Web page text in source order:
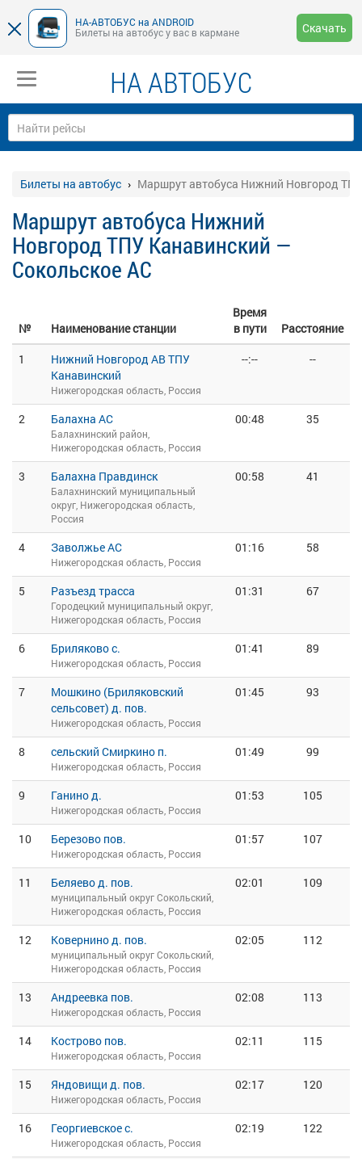
НА-АВТОБУС на ANDROID
Билеты на автобус у вас в кармане
Скачать
НА АВТОБУС
Билеты на автобус Маршрут автобуса Нижний Новгород
Маршрут автобуса Нижний
Новгород ТПУ Канавинский —
Сокольское АС
№ Наименование станции
Время
в пути
Расстояние
1
Нижний Новгород АВ ТПУ
Канавинский
Нижегородская область, Россия
--:-- --
2 Балахна АС
Балахнинский район,
Нижегородская область, Россия
00:48 35
3 Балахна Правдинск
Балахнинский муниципальный
округ, Нижегородская область,
Россия
00:58 41
4 Заволжье АС
Нижегородская область, Россия
01:16 58
5 Разъезд трасса
Городецкий муниципальный округ,
Нижегородская область, Россия
01:31 67
6 Бриляково с.
Нижегородская область, Россия
01:41 89
7
Мошкино (Бриляковский
сельсовет) д. пов.
Нижегородская область, Россия
01:45 93
8 сельский Смиркино п.
Нижегородская область, Россия
01:49 99
9 Ганино д.
Нижегородская область, Россия
01:53 105
10 Березово пов.
Нижегородская область, Россия
01:57 107
11 Беляево д. пов.
муниципальный округ Сокольский,
Нижегородская область, Россия
02:01 109
12 Ковернино д. пов.
муниципальный округ Сокольский,
Нижегородская область, Россия
02:05 112
13 Андреевка пов.
Нижегородская область, Россия
02:08 113
14 Кострово пов.
Нижегородская область, Россия
02:11 115
15 Яндовищи д. пов.
Нижегородская область, Россия
02:17 120
16 Георгиевское с.
Нижегородская область, Россия
02:19 122